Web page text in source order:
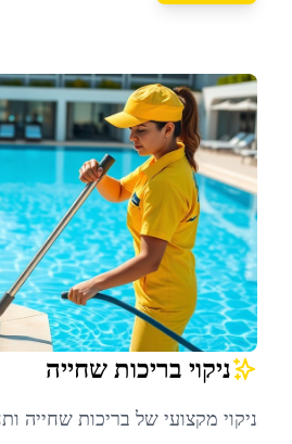
ניקוי בריכות שחייה
ניקוי מקצועי של בריכות שחייה